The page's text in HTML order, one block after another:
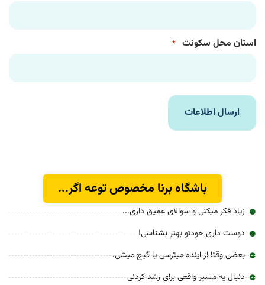
سکونت *
باشگاه برنا مخصوص توعه اگر...
و سوالای عمیق داری...
خودتو بهتر بشناسی!
از اینده میترسی یا گیج میشی.
واقعی برای رشد کردنی